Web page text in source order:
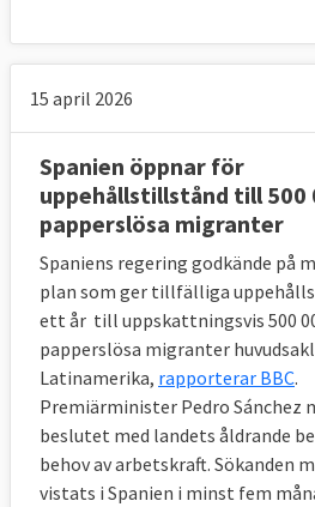
För varje omfördelad
000 euro för
EU-länder som visar
solidaritet” genom att åta
avvisningar av migranter
har åtta månader på sig
hemländer och se till att de
emot. Om EU-landet efter
månaderna inte lyckats
får de själva ta emot dem
avvisningen kan verkställas.
I krissituationer
15 april 2026
Spanien öppnar för
uppehållstillstånd till 500
papperslösa migranter
Spaniens regering godkände på
plan som ger tillfälliga
ett år till uppskattningsvis 500
papperslösa migranter
Latinamerika, rapporterar BBC.
Premiärminister Pedro Sánchez
beslutet med landets åldrande
behov av arbetskraft. Sökanden
vistats i Spanien i minst fem